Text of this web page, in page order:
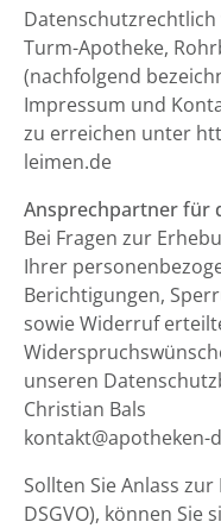
Turm-Apotheke,
(nachfolgend
Impressum und
zu erreichen unter
leimen.de
Ansprechpartner für
Bei Fragen zur
Ihrer
Berichtigungen,
sowie Widerruf
unseren
Christian Bals
Sollten Sie Anlass
DSGVO), können Sie